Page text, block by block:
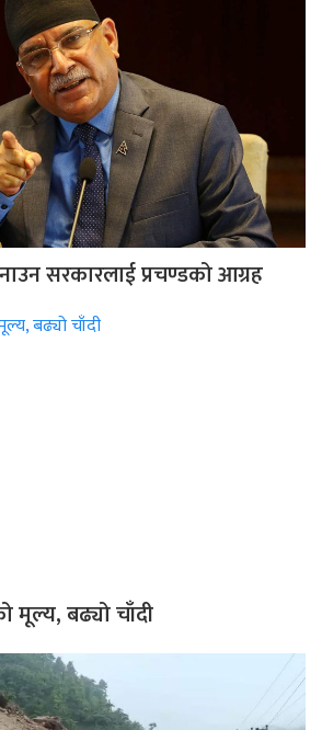
सरकारलाई प्रचण्डको आग्रह
मूल्य, बढ्यो चाँदी